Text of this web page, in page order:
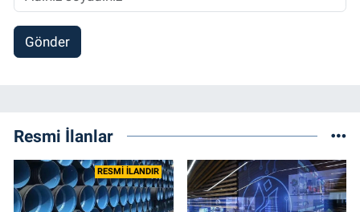
Gönder
Resmi İlanlar
RESMİ İLANDIR